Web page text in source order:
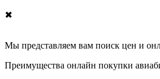
✖
Мы представляем вам поиск цен и
Преимущества онлайн покупки